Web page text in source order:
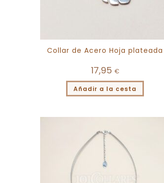
Collar de Acero Hoja plateada
17,95 €
Añadir a la cesta